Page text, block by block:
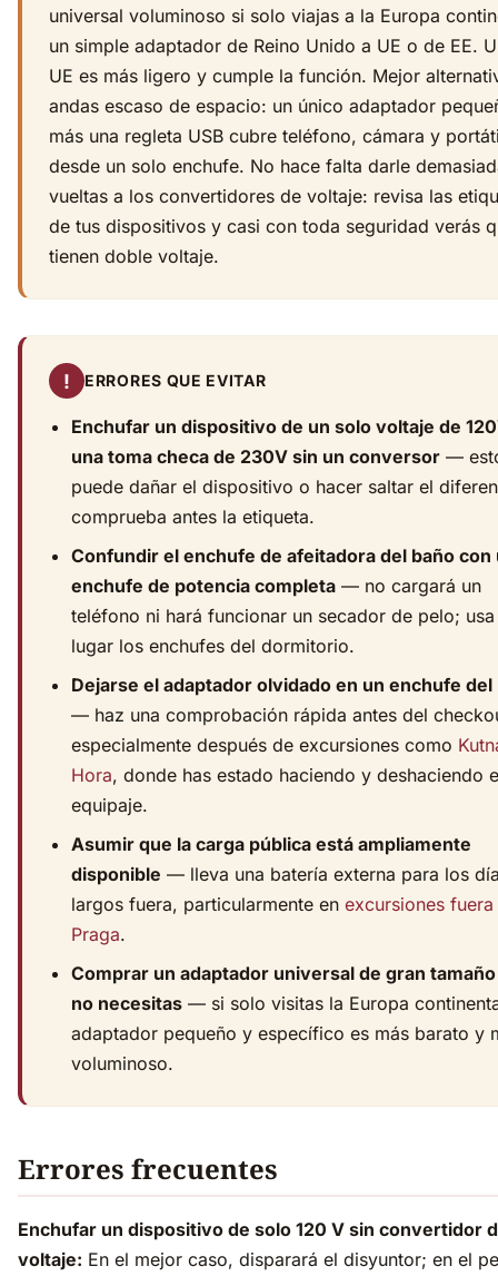
universal voluminoso si solo viajas a la Europa
un simple adaptador de Reino Unido a UE o de EE.
UE es más ligero y cumple la función. Mejor
andas escaso de espacio: un único adaptador
más una regleta USB cubre teléfono, cámara y
desde un solo enchufe. No hace falta darle
vueltas a los convertidores de voltaje: revisa las
de tus dispositivos y casi con toda seguridad verás
tienen doble voltaje.
! ERRORES QUE EVITAR
Enchufar un dispositivo de un solo voltaje de
una toma checa de 230V sin un conversor —
puede dañar el dispositivo o hacer saltar el
comprueba antes la etiqueta.
Confundir el enchufe de afeitadora del baño con
enchufe de potencia completa — no cargará un
teléfono ni hará funcionar un secador de pelo; usa
lugar los enchufes del dormitorio.
Dejarse el adaptador olvidado en un enchufe del
— haz una comprobación rápida antes del
especialmente después de excursiones como
Hora, donde has estado haciendo y deshaciendo
equipaje.
Asumir que la carga pública está ampliamente
disponible — lleva una batería externa para los
largos fuera, particularmente en excursiones fuera
Praga.
Comprar un adaptador universal de gran
no necesitas — si solo visitas la Europa
adaptador pequeño y específico es más barato y
voluminoso.
Errores frecuentes
Enchufar un dispositivo de solo 120 V sin convertidor
voltaje: En el mejor caso, disparará el disyuntor; en el